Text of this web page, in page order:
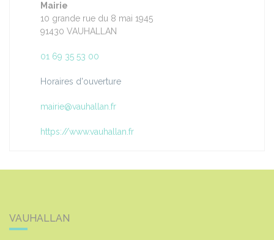
Mairie
10 grande rue du 8 mai 1945
91430 VAUHALLAN
01 69 35 53 00
Horaires d'ouverture
mairie@vauhallan.fr
https://www.vauhallan.fr
VAUHALLAN